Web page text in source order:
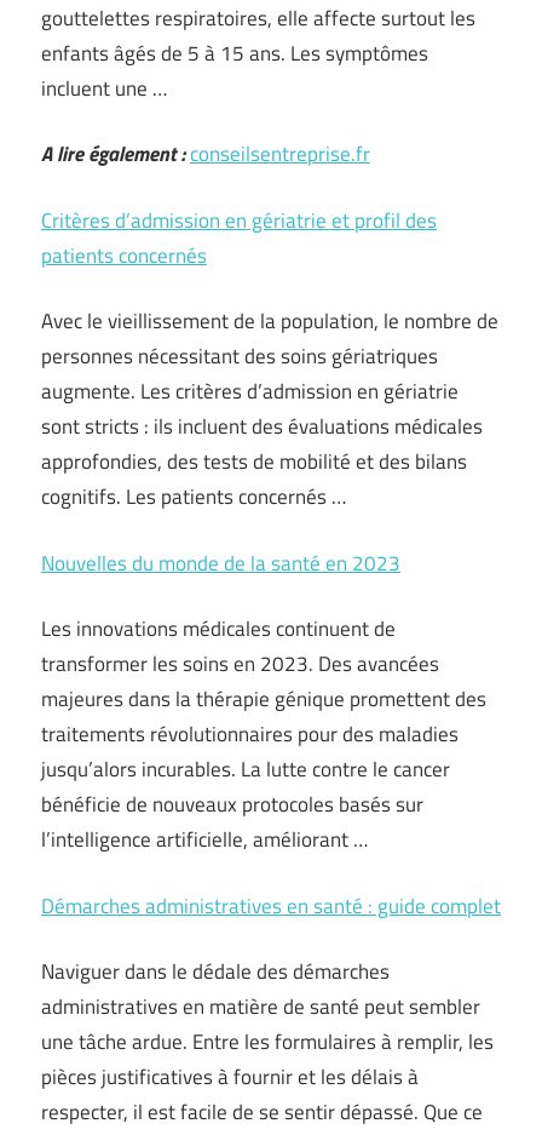
gouttelettes respiratoires, elle affecte surtout les
enfants âgés de 5 à 15 ans. Les symptômes
incluent une …
A lire également :conseilsentreprise.fr
Critères d’admission en gériatrie et profil des
patients concernés
Avec le vieillissement de la population, le nombre de
personnes nécessitant des soins gériatriques
augmente. Les critères d’admission en gériatrie
sont stricts : ils incluent des évaluations médicales
approfondies, des tests de mobilité et des bilans
cognitifs. Les patients concernés …
Nouvelles du monde de la santé en 2023
Les innovations médicales continuent de
transformer les soins en 2023. Des avancées
majeures dans la thérapie génique promettent des
traitements révolutionnaires pour des maladies
jusqu’alors incurables. La lutte contre le cancer
bénéficie de nouveaux protocoles basés sur
l’intelligence artificielle, améliorant …
Démarches administratives en santé : guide complet
Naviguer dans le dédale des démarches
administratives en matière de santé peut sembler
une tâche ardue. Entre les formulaires à remplir, les
pièces justificatives à fournir et les délais à
respecter, il est facile de se sentir dépassé. Que ce